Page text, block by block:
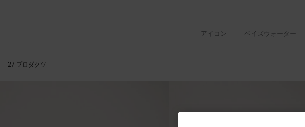
アイコン ベイズウォーター
27 プロダクツ